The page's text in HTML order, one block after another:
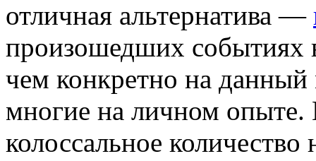
отличная альтернатива —
произошедших событиях
чем конкретно на
многие на личном опыте.
колоссальное